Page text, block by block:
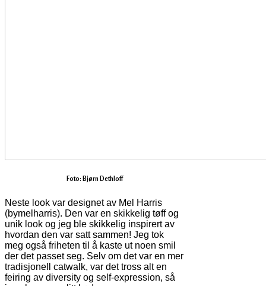
Foto: Bjørn Dethloff
Neste look var designet av Mel Harris
(bymelharris). Den var en skikkelig tøff og
unik look og jeg ble skikkelig inspirert av
hvordan den var satt sammen! Jeg tok
meg også friheten til å kaste ut noen smil
der det passet seg. Selv om det var en mer
tradisjonell catwalk, var det tross alt en
feiring av diversity og self-expression, så